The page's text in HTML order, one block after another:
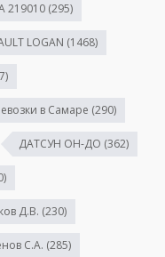
219010 (295)
LOGAN (1468)
в Самаре (290)
ДАТСУН ОН-ДО (362)
Д.В. (230)
С.А. (285)